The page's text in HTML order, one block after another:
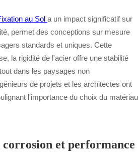
au Sol a un impact significatif sur
permet des conceptions sur mesure
standards et uniques. Cette
la rigidité de l'acier offre une stabilité
dans les paysages non
de projets et les architectes ont
l'importance du choix du matériau
et performance